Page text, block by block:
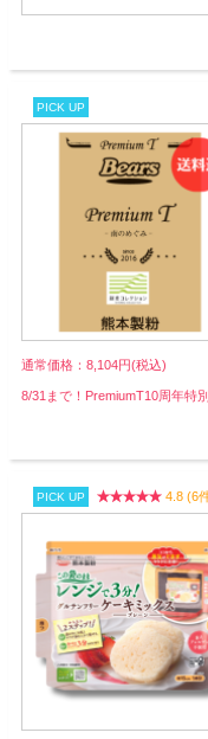
PICK UP
通常価格：8,104円(税込)
8/31まで！PremiumT10周年特
PICK UP
4.8 (6